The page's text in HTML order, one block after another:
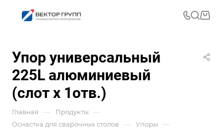
Упор универсальный
225L алюминиевый
(слот х 1отв.)
Главная — Продукты —
Оснастка для сварочных столов — Упоры —